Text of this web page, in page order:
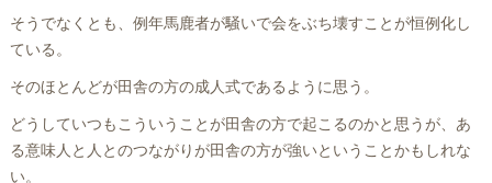
そうでなくとも、例年馬鹿者が騒いで会をぶち壊すことが恒例化し
ている。
そのほとんどが田舎の方の成人式であるように思う。
どうしていつもこういうことが田舎の方で起こるのかと思うが、あ
る意味人と人とのつながりが田舎の方が強いということかもしれな
い。